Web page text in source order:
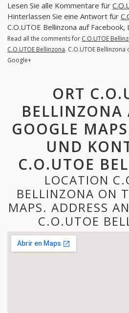
Lesen Sie alle Kommentare für
Hinterlassen Sie eine Antwort für
C.O.UTOE Bellinzona auf
Read all the comments for C.O.UTOE
C.O.UTOE Bellinzona. C.O.UTOE
Google+
ORT
BELLINZONA
GOOGLE
UND
C.O.UTOE
LOCATION
BELLINZONA ON
MAPS. ADDRESS
C.O.UTOE